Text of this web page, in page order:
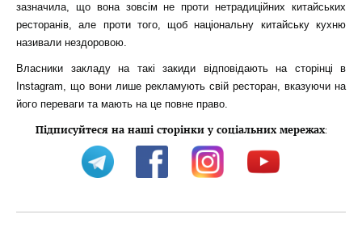
зазначила, що вона зовсім не проти нетрадиційних китайських
ресторанів, але проти того, щоб національну китайську кухню
називали нездоровою.
Власники закладу на такі закиди відповідають на сторінці в
Instagram, що вони лише рекламують свій ресторан, вказуючи на
його переваги та мають на це повне право.
Підписуйтеся на наші сторінки у соціальних мережах: